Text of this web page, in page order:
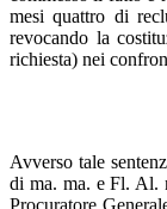
mesi quattro di
revocando la
richiesta) nei
Avverso tale
di ma. ma. e Fl. Al.
Procuratore